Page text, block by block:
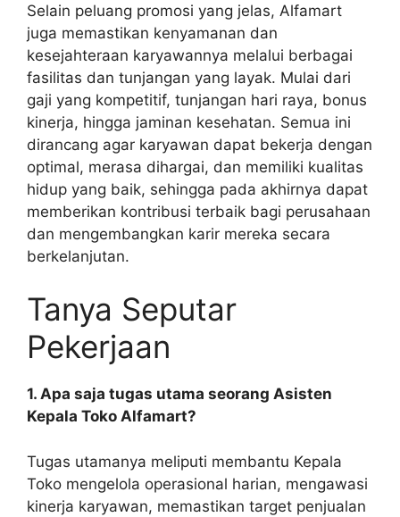
Selain peluang promosi yang jelas, Alfamart
juga memastikan kenyamanan dan
kesejahteraan karyawannya melalui berbagai
fasilitas dan tunjangan yang layak. Mulai dari
gaji yang kompetitif, tunjangan hari raya, bonus
kinerja, hingga jaminan kesehatan. Semua ini
dirancang agar karyawan dapat bekerja dengan
optimal, merasa dihargai, dan memiliki kualitas
hidup yang baik, sehingga pada akhirnya dapat
memberikan kontribusi terbaik bagi perusahaan
dan mengembangkan karir mereka secara
berkelanjutan.
Tanya Seputar
Pekerjaan
1. Apa saja tugas utama seorang Asisten
Kepala Toko Alfamart?
Tugas utamanya meliputi membantu Kepala
Toko mengelola operasional harian, mengawasi
kinerja karyawan, memastikan target penjualan